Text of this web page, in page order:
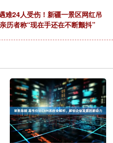
难24人受伤！新疆一景区网红吊
历者称“现在手还在不断颤抖”